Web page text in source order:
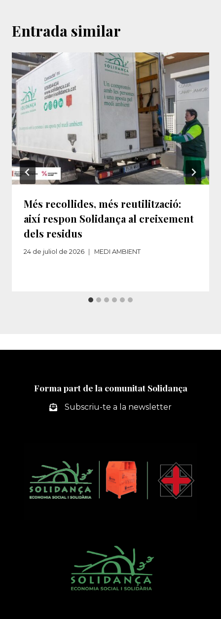
Entrada similar
Més recollides, més reutilització:
així respon Solidança al creixement
dels residus​‌
24 de juliol de 2026 MEDI AMBIENT
Forma part de la comunitat Solidança
Subscriu-te a la newsletter